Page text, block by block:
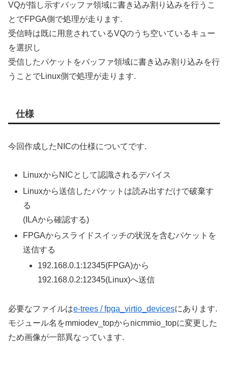
VQが指し示すバッファ領域に書き込み割り込みを行うこ
とでFPGA側で処理が走ります.
受信時は既に用意されているVQのうち空いているキュー
を選択し
受信したパケットをバッファ領域に書き込み割り込みを行
うことでLinux側で処理が走ります.
仕様
今回作成したNICの仕様についてです.
LinuxからNICとして認識されるデバイス
Linuxから送信したパケットは読み出すだけで破棄す
る
(ILAから確認する)
FPGAからスライドスイッチの状況を含むパケットを
送信する
192.168.0.1:12345(FPGA)から
192.168.0.2:12345(Linux)へ送信
必要なファイルはe-trees / fpga_virtio_devicesにあります.
モジュール名をmmiodev_topからnicmmio_topに変更した
ため画像が一部異なっています.